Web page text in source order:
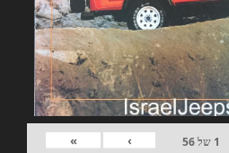
1 של56
›
»